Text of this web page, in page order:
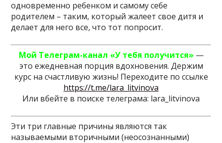
одновременно ребенком и самому себе
родителем – таким, который жалеет свое дитя и
делает для него все, что тот попросит.
Мой Телеграм-канал «У тебя получится» —
это ежедневная порция вдохновения. Держим
курс на счастливую жизнь! Переходите по ссылке
https://t.me/lara_litvinova
Или вбейте в поиске телеграма: lara_litvinova
Эти три главные причины являются так
называемыми вторичными (неосознанными)